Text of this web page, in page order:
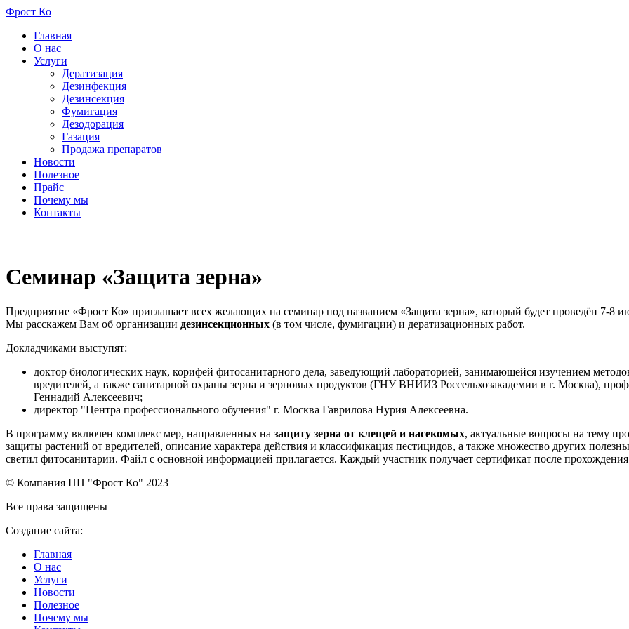
Фрост Ко
Главная
О нас
Услуги
Дератизация
Дезинфекция
Дезинсекция
Фумигация
Дезодорация
Газация
Продажа препаратов
Новости
Полезное
Прайс
Почему мы
Контакты
Семинар «Защита зерна»
Предприятие «Фрост Ко» приглашает всех желающих на семинар под названием «Защита зерна», который будет проведён 7-8
Мы расскажем Вам об организации дезинсекционных (в том числе, фумигации) и дератизационных работ.
Докладчиками выступят:
доктор биологических наук, корифей фитосанитарного дела, заведующий лабораторией, занимающейся изучением
вредителей, а также санитарной охраны зерна и зерновых продуктов (ГНУ ВНИИЗ Россельхозакадемии в г. Москва),
Геннадий Алексеевич;
директор "Центра профессионального обучения" г. Москва Гаврилова Нурия Алексеевна.
В программу включен комплекс мер, направленных на защиту зерна от клещей и насекомых, актуальные вопросы на тему
защиты растений от вредителей, описание характера действия и классификация пестицидов, а также множество других
светил фитосанитарии. Файл с основной информацией прилагается. Каждый участник получает сертификат после
© Компания ПП "Фрост Ко" 2023
Все права защищены
Создание сайта:
Главная
О нас
Услуги
Новости
Полезное
Почему мы